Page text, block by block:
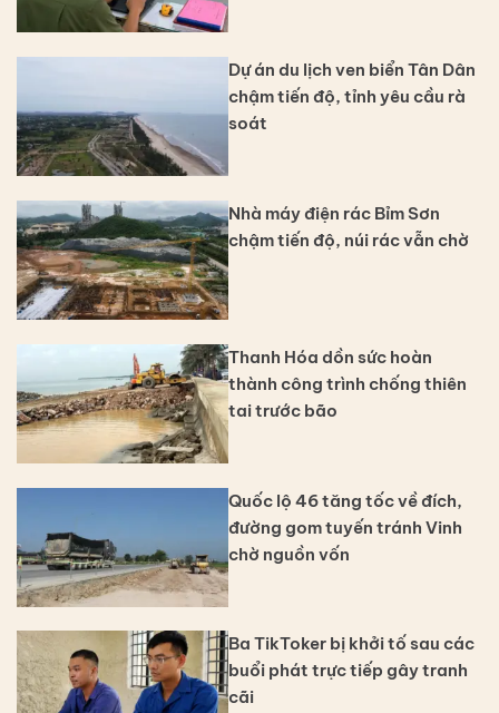
Dự án du lịch ven biển Tân Dân
chậm tiến độ, tỉnh yêu cầu rà
soát
Nhà máy điện rác Bỉm Sơn
chậm tiến độ, núi rác vẫn chờ
Thanh Hóa dồn sức hoàn
thành công trình chống thiên
tai trước bão
Quốc lộ 46 tăng tốc về đích,
đường gom tuyến tránh Vinh
chờ nguồn vốn
Ba TikToker bị khởi tố sau các
buổi phát trực tiếp gây tranh
cãi